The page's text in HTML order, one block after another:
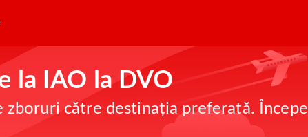
la IAO la DVO
zboruri către destinația preferată.